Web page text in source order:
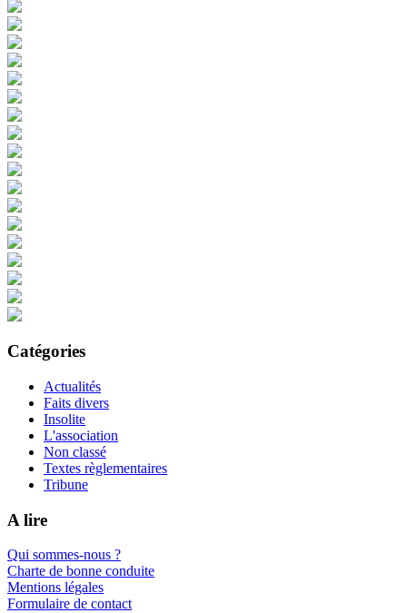
Catégories
Actualités
Faits divers
Insolite
L'association
Non classé
Textes règlementaires
Tribune
A lire
Qui sommes-nous ?
Charte de bonne conduite
Mentions légales
Formulaire de contact